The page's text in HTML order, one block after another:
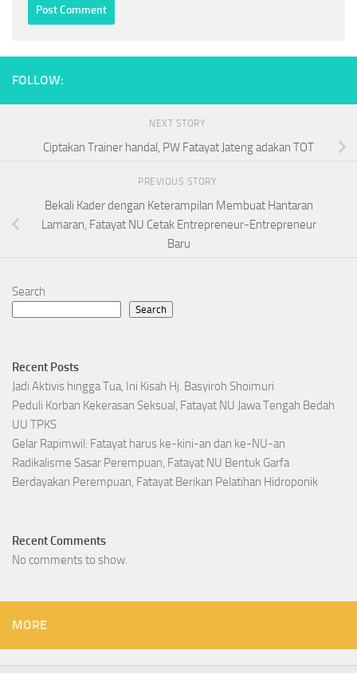
FOLLOW:
NEXT STORY
Ciptakan Trainer handal, PW Fatayat Jateng adakan TOT
PREVIOUS STORY
Bekali Kader dengan Keterampilan Membuat Hantaran
Lamaran, Fatayat NU Cetak Entrepreneur-Entrepreneur
Baru
Search
Search
Recent Posts
Jadi Aktivis hingga Tua, Ini Kisah Hj. Basyiroh Shoimuri
Peduli Korban Kekerasan Seksual, Fatayat NU Jawa Tengah Bedah
UU TPKS
Gelar Rapimwil: Fatayat harus ke-kini-an dan ke-NU-an
Radikalisme Sasar Perempuan, Fatayat NU Bentuk Garfa
Berdayakan Perempuan, Fatayat Berikan Pelatihan Hidroponik
Recent Comments
No comments to show.
MORE